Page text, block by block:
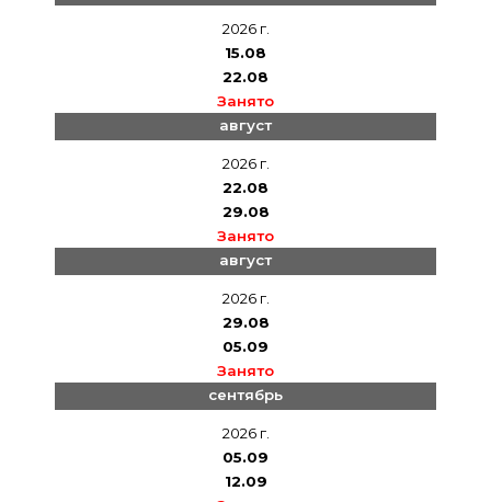
2026 г.
15.08
22.08
Занято
август
2026 г.
22.08
29.08
Занято
август
2026 г.
29.08
05.09
Занято
сентябрь
2026 г.
05.09
12.09